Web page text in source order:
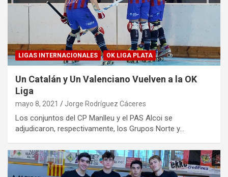
LIGAS INTERNACIONALES OK LIGA PLATA
Un Catalán y Un Valenciano Vuelven a la OK
Liga
mayo 8, 2021 Jorge Rodríguez Cáceres
Los conjuntos del CP Manlleu y el PAS Alcoi se
adjudicaron, respectivamente, los Grupos Norte y…